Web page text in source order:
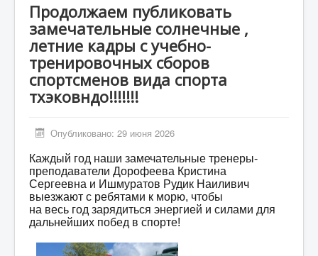
Новости
Гордость школы
Мероприятия
Контакты
Группа в VK
Противодействие коррупции
Антитеррористическая деятельность
Охрана труда
Антидопинг
Продолжаем публиковать
замечательные солнечные ,
летние кадры с учебно-
тренировочных сборов
спортсменов вида спорта
тхэковндо!!!!!!!
Опубликовано: 29 июня 2026
Каждый год наши замечательные тренеры-
преподаватели Дорофеева Кристина
Сергеевна и Ишмуратов Рудик Наиливич
выезжают с ребятами к морю, чтобы
на весь год зарядиться энергией и силами для
дальнейших побед в спорте!